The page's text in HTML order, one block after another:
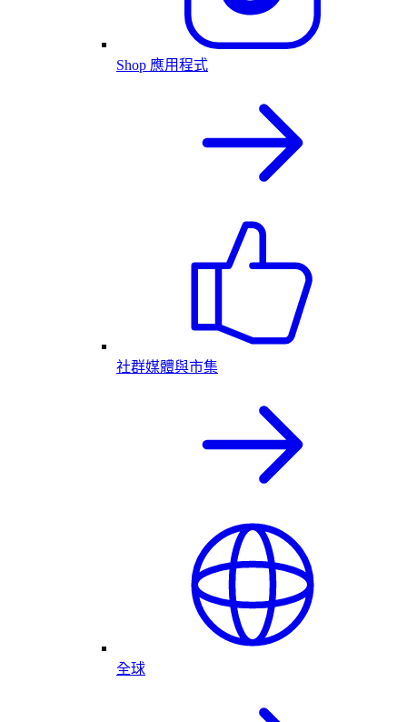
Shop 應用程式
社群媒體與市集
全球